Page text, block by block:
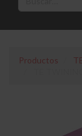
Productos